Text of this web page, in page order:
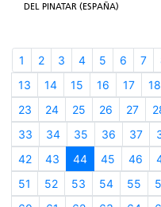
DEL PINATAR (ESPAÑA)
1 2 3 4 5 6 7
13
14 15 16 17 18
23
24 25 26 27
33
34 35 36 37
42
43 44 45 46
51
52 53 54 55